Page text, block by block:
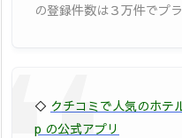
の登録件数は３万件でプ
◇ クチコミで人気のホ
p の公式アプリ